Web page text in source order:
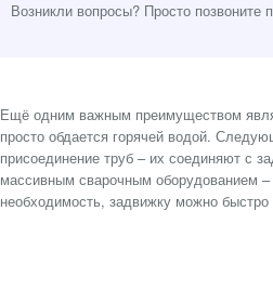
Возникли вопросы? Просто
Ещё одним важным преимуществом
просто обдается горячей водой.
присоединение труб – их соединяют с
массивным сварочным оборудованием
необходимость, задвижку можно